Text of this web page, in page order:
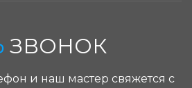
ЗВОНОК
и наш мастер свяжется с